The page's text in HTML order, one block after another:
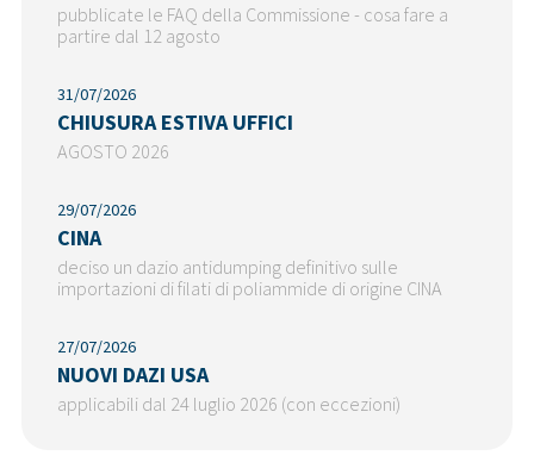
pubblicate le FAQ della Commissione - cosa fare a
partire dal 12 agosto
31/07/2026
CHIUSURA ESTIVA UFFICI
AGOSTO 2026
29/07/2026
CINA
deciso un dazio antidumping definitivo sulle
importazioni di filati di poliammide di origine CINA
27/07/2026
NUOVI DAZI USA
applicabili dal 24 luglio 2026 (con eccezioni)